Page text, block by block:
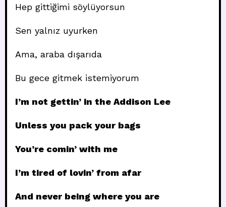
Hep gittiğimi söylüyorsun
Sen yalnız uyurken
Ama, araba dışarıda
Bu gece gitmek istemiyorum
I’m not gettin’ in the Addison Lee
Unless you pack your bags
You’re comin’ with me
I’m tired of lovin’ from afar
And never being where you are